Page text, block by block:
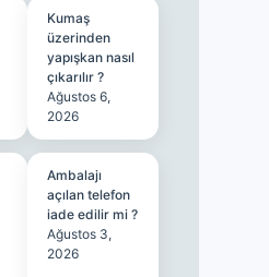
Kumaş
üzerinden
yapışkan nasıl
çıkarılır ?
Ağustos 6,
2026
Ambalajı
açılan telefon
iade edilir mi ?
Ağustos 3,
2026